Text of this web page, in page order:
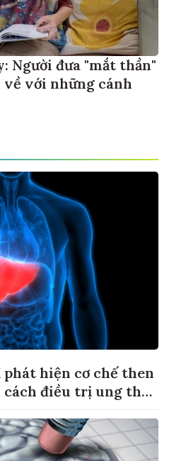
Người đưa "mắt thần"
với những cánh
phát hiện cơ chế then
điều trị ung thư